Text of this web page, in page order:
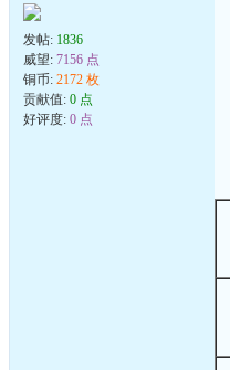
发帖: 1836
威望: 7156 点
铜币: 2172 枚
贡献值: 0 点
好评度: 0 点